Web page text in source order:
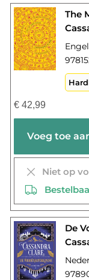
€42,99
Niet op
De